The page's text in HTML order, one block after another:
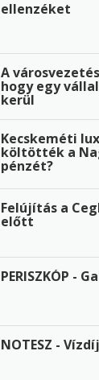
ellenzéket
A
hogy egy
kerül
Kecskeméti
költötték a
pénzét?
Felújítás a
előtt
PERISZKÓP -
NOTESZ -